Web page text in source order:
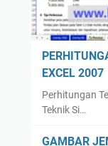
EXCEL 2007
Perhitungan
Teknik Si…
GAMBAR